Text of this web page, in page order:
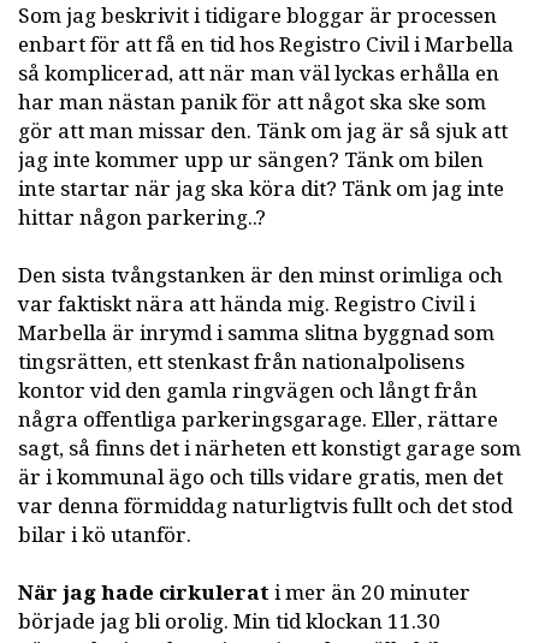
Som jag beskrivit i tidigare bloggar är processen
enbart för att få en tid hos Registro Civil i Marbella
så komplicerad, att när man väl lyckas erhålla en
har man nästan panik för att något ska ske som
gör att man missar den. Tänk om jag är så sjuk att
jag inte kommer upp ur sängen? Tänk om bilen
inte startar när jag ska köra dit? Tänk om jag inte
hittar någon parkering..?
Den sista tvångstanken är den minst orimliga och
var faktiskt nära att hända mig. Registro Civil i
Marbella är inrymd i samma slitna byggnad som
tingsrätten, ett stenkast från nationalpolisens
kontor vid den gamla ringvägen och långt från
några offentliga parkeringsgarage. Eller, rättare
sagt, så finns det i närheten ett konstigt garage som
är i kommunal ägo och tills vidare gratis, men det
var denna förmiddag naturligtvis fullt och det stod
bilar i kö utanför.
När jag hade cirkulerati mer än 20 minuter
började jag bli orolig. Min tid klockan 11.30